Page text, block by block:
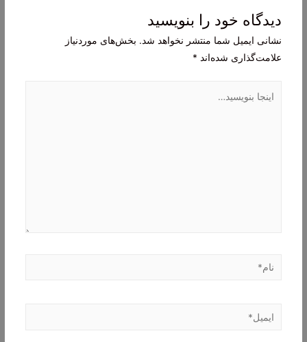
دیدگاه‌ خود را بنویسید
نشانی ایمیل شما منتشر نخواهد شد. بخش‌های موردنیاز
علامت‌گذاری شده‌اند *
بنویسید…
نام*
ایمیل*